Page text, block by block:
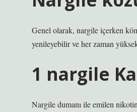
Genel olarak, nargile içerken
yenileyebilir ve her zaman
1 nargile
Nargile dumanı ile emilen